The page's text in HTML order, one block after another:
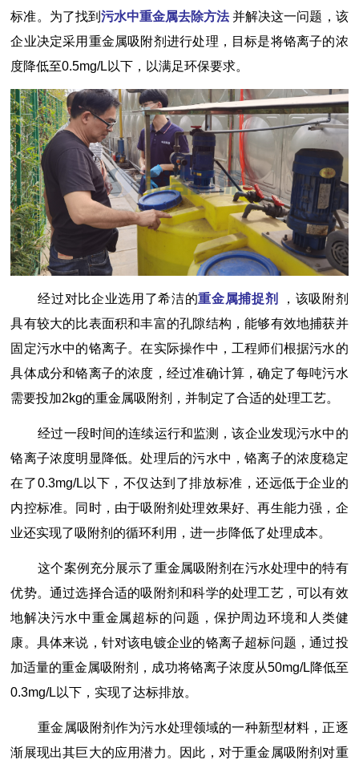
标准。为了找到 污水中重金属去除方法 并解决这一问题，该
企业决定采用重金属吸附剂进行处理，目标是将铬离子的浓
度降低至0.5mg/L以下，以满足环保要求。
经过对比企业选用了希洁的重金属捕捉剂
，该吸附剂
具有较大的比表面积和丰富的孔隙结构，能够有效地捕获并
固定污水中的铬离子。在实际操作中，工程师们根据污水的
具体成分和铬离子的浓度，经过准确计算，确定了每吨污水
需要投加2kg的重金属吸附剂，并制定了合适的处理工艺。
经过一段时间的连续运行和监测，该企业发现污水中的
铬离子浓度明显降低。处理后的污水中，铬离子的浓度稳定
在了0.3mg/L以下，不仅达到了排放标准，还远低于企业的
内控标准。同时，由于吸附剂处理效果好、再生能力强，企
业还实现了吸附剂的循环利用，进一步降低了处理成本。
这个案例充分展示了重金属吸附剂在污水处理中的特有
优势。通过选择合适的吸附剂和科学的处理工艺，可以有效
地解决污水中重金属超标的问题，保护周边环境和人类健
康。具体来说，针对该电镀企业的铬离子超标问题，通过投
加适量的重金属吸附剂，成功将铬离子浓度从50mg/L降低至
0.3mg/L以下，实现了达标排放。
重金属吸附剂作为污水处理领域的一种新型材料，正逐
渐展现出其巨大的应用潜力。因此，对于重金属吸附剂对重